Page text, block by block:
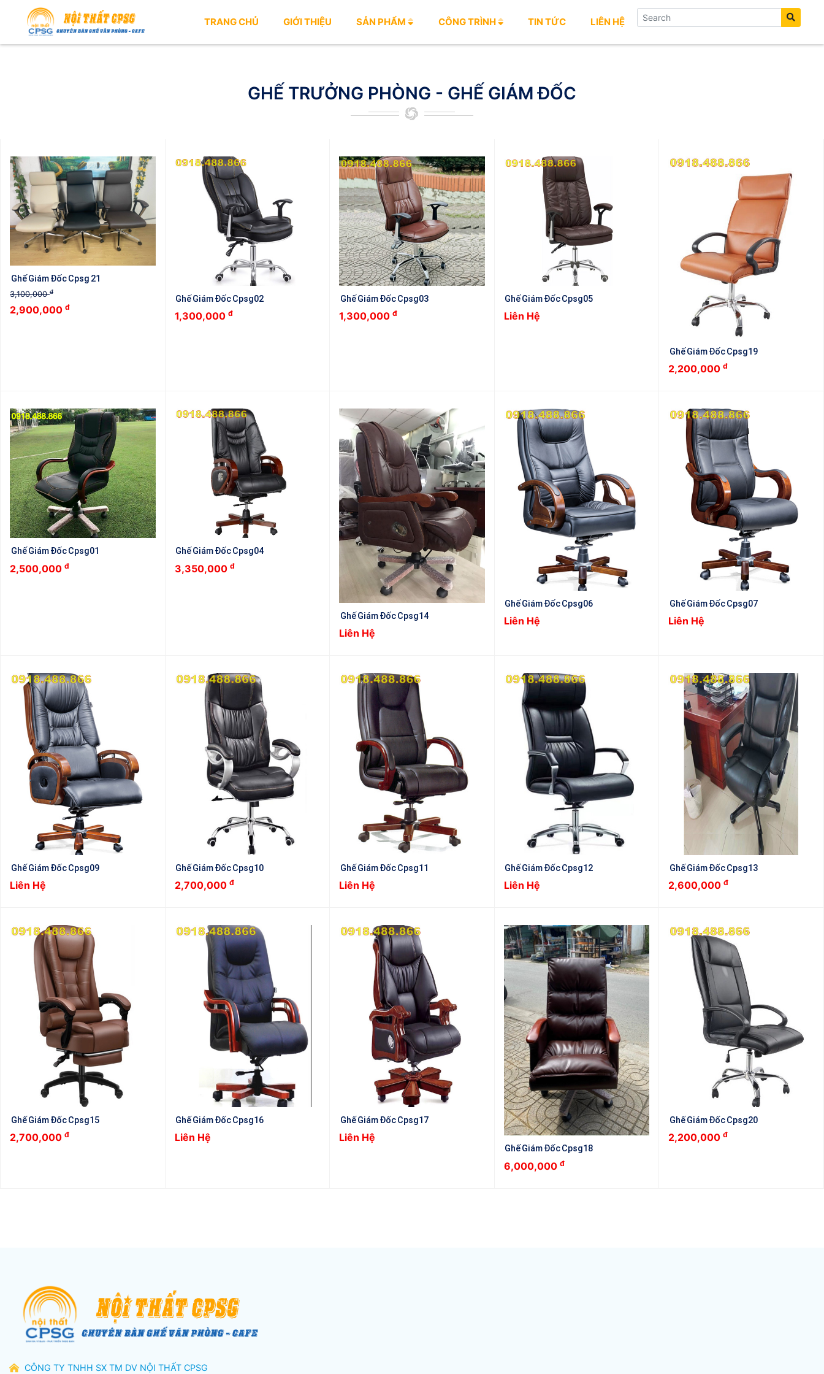
TRANG CHỦ GIỚI THIỆU SẢN PHẨM CÔNG TRÌNH TIN TỨC LIÊN HỆ
GHẾ TRƯỞNG PHÒNG - GHẾ GIÁM ĐỐC
Ghế Giám Đốc Cpsg 21
3,100,000đ
2,900,000 đ
Ghế Giám Đốc Cpsg02
1,300,000 đ
Ghế Giám Đốc Cpsg03
1,300,000đ
Ghế Giám Đốc Cpsg05
Liên Hệ
Ghế Giám Đốc Cpsg19
2,200,000đ
Ghế Giám Đốc Cpsg01
2,500,000 đ
Ghế Giám Đốc Cpsg04
3,350,000 đ
Ghế Giám Đốc Cpsg14
Liên Hệ
Ghế Giám Đốc Cpsg06
Liên Hệ
Ghế Giám Đốc Cpsg07
Liên Hệ
Ghế Giám Đốc Cpsg09
Liên Hệ
Ghế Giám Đốc Cpsg10
2,700,000 đ
Ghế Giám Đốc Cpsg11
Liên Hệ
Ghế Giám Đốc Cpsg12
Liên Hệ
Ghế Giám Đốc Cpsg13
2,600,000đ
Ghế Giám Đốc Cpsg15
2,700,000 đ
Ghế Giám Đốc Cpsg16
Liên Hệ
Ghế Giám Đốc Cpsg17
Liên Hệ
Ghế Giám Đốc Cpsg18
6,000,000 đ
Ghế Giám Đốc Cpsg20
2,200,000đ
CÔNG TY TNHH SX TM DV NỘI THẤT CPSG